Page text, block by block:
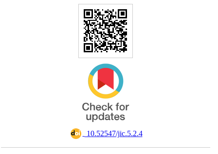
‎ 10.52547/jic.5.2.4